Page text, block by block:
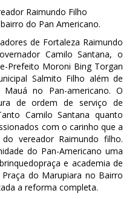
Raimundo Filho
do Pan Americano.
de Fortaleza Raimundo
Camilo Santana, o
Prefeito Moroni Bing Torgan
Salmito Filho além de
no Pan-americano. O
de ordem de serviço de
Camilo Santana quanto
com o carinho que a
vereador Raimundo filho.
do Pan-Americano uma
e academia de
do Marupiara no Bairro
a reforma completa.